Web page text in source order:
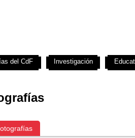
del CdF Investigación